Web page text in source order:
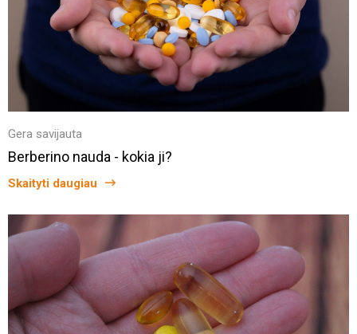
Gera savijauta
Berberino nauda - kokia ji?
Skaityti daugiau